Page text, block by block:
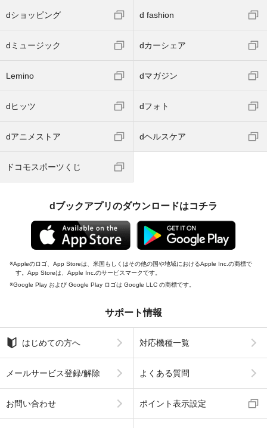
dショッピング d fashion
dミュージック dカーシェア
Lemino dマガジン
dヒッツ dフォト
dアニメストア dヘルスケア
ドコモスポーツくじ
dブックアプリのダウンロードはコチラ
Appleのロゴ、App Storeは、米国もしくはその他の国や地域におけるApple Inc.の商標で
す。App Storeは、Apple Inc.のサービスマークです。
Google Play および Google Play ロゴは Google LLC の商標です。
サポート情報
はじめての方へ 対応機種一覧
メールサービス登録/解除 よくある質問
お問い合わせ ポイント表示設定